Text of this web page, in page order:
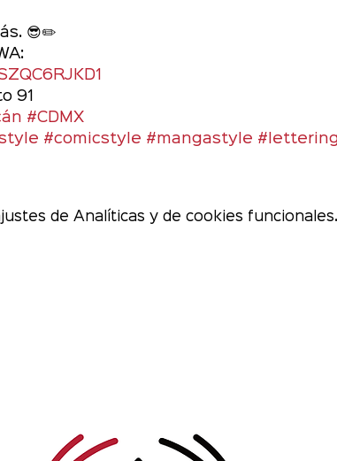
😎✏️
91
#CDMX
#comicstyle #mangastyle
de Analíticas y de cookies funcionales.